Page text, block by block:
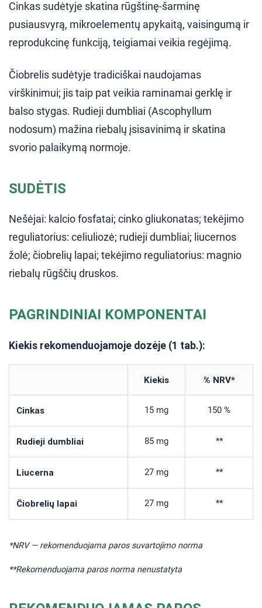
Cinkas sudėtyje skatina rūgštinę-šarminę
pusiausvyrą, mikroelementų apykaitą, vaisingumą ir
reprodukcinę funkciją, teigiamai veikia regėjimą.
Čiobrelis sudėtyje tradiciškai naudojamas
virškinimui; jis taip pat veikia raminamai gerklę ir
balso stygas. Rudieji dumbliai (Ascophyllum
nodosum) mažina riebalų įsisavinimą ir skatina
svorio palaikymą normoje.
SUDĖTIS
Nešėjai: kalcio fosfatai; cinko gliukonatas; tekėjimo
reguliatorius: celiuliozė; rudieji dumbliai; liucernos
žolė; čiobrelių lapai; tekėjimo reguliatorius: magnio
riebalų rūgščių druskos.
PAGRINDINIAI KOMPONENTAI
Kiekis rekomenduojamoje dozėje (1 tab.):
Kiekis % NRV*
Cinkas 15 mg 150 %
Rudieji dumbliai 85 mg **
Liucerna 27 mg **
Čiobrelių lapai 27 mg **
*NRV — rekomenduojama paros suvartojimo norma
**Rekomenduojama paros norma nenustatyta